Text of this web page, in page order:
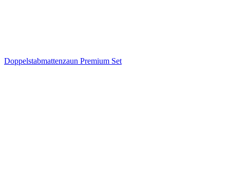
Doppelstabmattenzaun Premium Set